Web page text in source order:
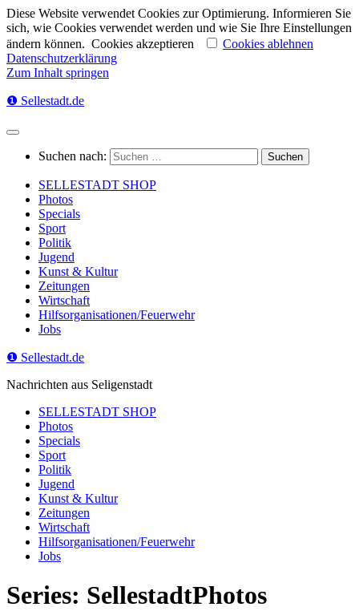
Diese Website verwendet Cookies zur Optimierung. Informieren Sie
sich, wie Cookies verwendet werden und wie Sie Ihre Einstellungen
ändern können. Cookies akzeptieren
Cookies ablehnen
Datenschutzerklärung
Zum Inhalt springen
❶ Sellestadt.de
Suchen nach:
SELLESTADT SHOP
Photos
Specials
Sport
Politik
Jugend
Kunst & Kultur
Zeitungen
Wirtschaft
Hilfsorganisationen/Feuerwehr
Jobs
❶ Sellestadt.de
Nachrichten aus Seligenstadt
SELLESTADT SHOP
Photos
Specials
Sport
Politik
Jugend
Kunst & Kultur
Zeitungen
Wirtschaft
Hilfsorganisationen/Feuerwehr
Jobs
Series: SellestadtPhotos